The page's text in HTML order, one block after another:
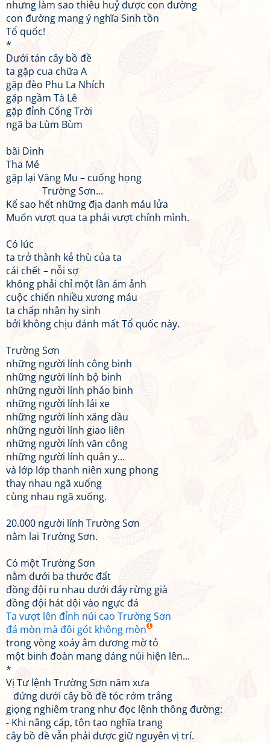
nhưng làm sao thiêu huỷ được con đường
con đường mang ý nghĩa Sinh tồn
Tổ quốc!
*
Dưới tán cây bồ đề
ta gặp cua chữa A
gặp đèo Phu La Nhích
gặp ngầm Tà Lê
gặp đỉnh Cổng Trời
ngã ba Lùm Bùm
bãi Dinh
Tha Mé
gặp lại Văng Mu – cuống họng
Trường Sơn...
Kể sao hết những địa danh máu lửa
Muốn vượt qua ta phải vượt chính mình.
Có lúc
ta trở thành kẻ thù của ta
cái chết – nỗi sợ
không phải chỉ một lần ám ảnh
cuộc chiến nhiều xương máu
ta chấp nhận hy sinh
bởi không chịu đánh mất Tổ quốc này.
Trường Sơn
những người lính công binh
những người lính bộ binh
những người lính pháo binh
những người lính lái xe
những người lính xăng dầu
những người lính giao liên
những người lính văn công
những người lính quân y...
và lớp lớp thanh niên xung phong
thay nhau ngã xuống
cùng nhau ngã xuống.
20.000 người lính Trường Sơn
nằm lại Trường Sơn.
Có một Trường Sơn
nằm dưới ba thước đất
đồng đội ru nhau dưới đáy rừng già
đồng đội hát dội vào ngực đá
Ta vượt lên đỉnh núi cao Trường Sơn
đá mòn mà đôi gót không mòn
trong vòng xoáy âm dương mờ tỏ
một binh đoàn mang dáng núi hiện lên...
*
Vị Tư lệnh Trường Sơn năm xưa
đứng dưới cây bồ đề tóc rớm trắng
giọng nghiêm trang như đọc lệnh thông đường:
- Khi nâng cấp, tôn tạo nghĩa trang
cây bồ đề vẫn phải được giữ nguyên vị trí.